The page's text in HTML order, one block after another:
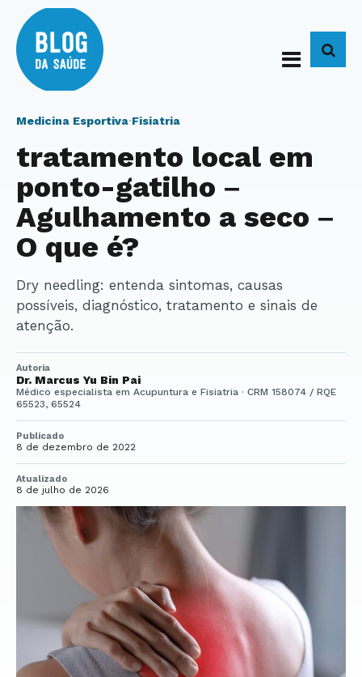
Medicina Esportiva·Fisiatria
tratamento local em
ponto-gatilho –
Agulhamento a seco –
O que é?
Dry needling: entenda sintomas, causas
possíveis, diagnóstico, tratamento e sinais de
atenção.
Autoria
Dr. Marcus Yu Bin Pai
Médico especialista em Acupuntura e Fisiatria · CRM 158074 / RQE
65523, 65524
Publicado
8 de dezembro de 2022
Atualizado
8 de julho de 2026